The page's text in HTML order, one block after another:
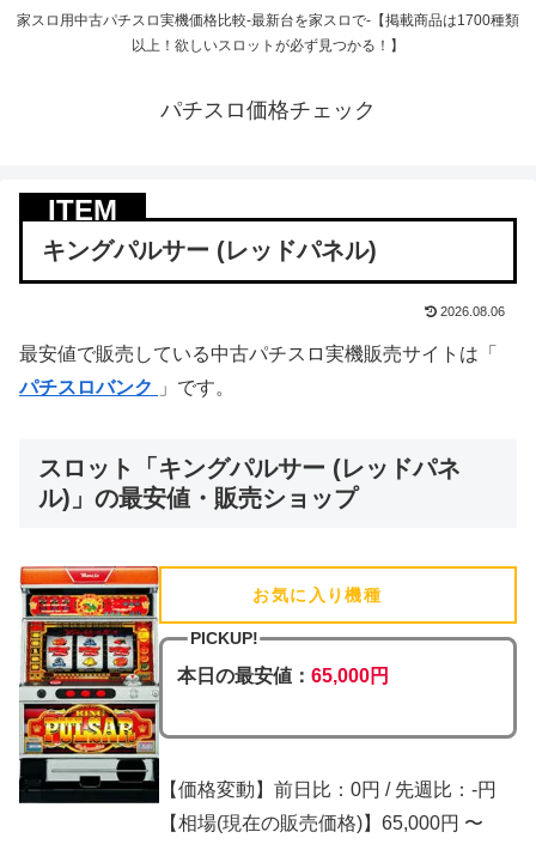
家スロ用中古パチスロ実機価格比較-最新台を家スロで-【掲載商品は1700種類
以上！欲しいスロットが必ず見つかる！】
パチスロ価格チェック
キングパルサー (レッドパネル)
2026.08.06
最安値で販売している中古パチスロ実機販売サイトは「
パチスロバンク
」です。
スロット「キングパルサー (レッドパネ
ル)」の最安値・販売ショップ
お気に入り機種
PICKUP!
本日の最安値：65,000円
【価格変動】前日比：0円 / 先週比：-円
【相場(現在の販売価格)】65,000円 〜